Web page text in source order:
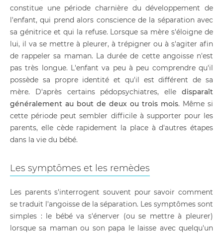
constitue une période charnière du développement de
l'enfant, qui prend alors conscience de la séparation avec
sa génitrice et qui la refuse. Lorsque sa mère s'éloigne de
lui, il va se mettre à pleurer, à trépigner ou à s'agiter afin
de rappeler sa maman. La durée de cette angoisse n'est
pas très longue. L'enfant va peu à peu comprendre qu'il
possède sa propre identité et qu'il est différent de sa
mère. D'après certains pédopsychiatres, elle disparaît
généralement au bout de deux ou trois mois. Même si
cette période peut sembler difficile à supporter pour les
parents, elle cède rapidement la place à d'autres étapes
dans la vie du bébé.
Les symptômes et les remèdes
Les parents s'interrogent souvent pour savoir comment
se traduit l'angoisse de la séparation. Les symptômes sont
simples : le bébé va s'énerver (ou se mettre à pleurer)
lorsque sa maman ou son papa le laisse avec quelqu'un